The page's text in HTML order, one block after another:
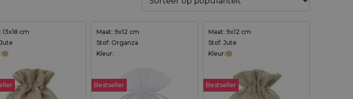
13x18 cm
Maat: 9x12 cm
Stof: Organza
Kleur:
Bestseller
Maat: 9x12 cm
Stof: Jute
Kleur:
Bestseller